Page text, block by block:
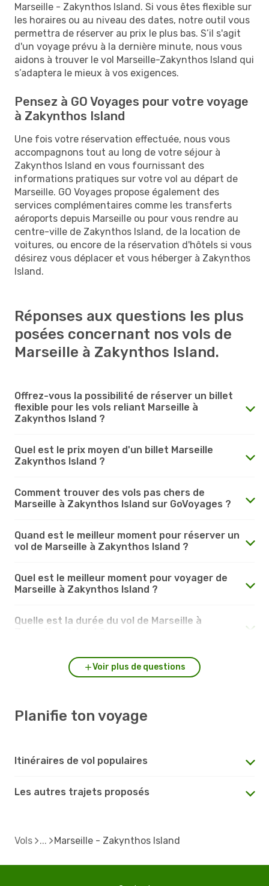
Marseille - Zakynthos Island. Si vous êtes flexible sur
les horaires ou au niveau des dates, notre outil vous
permettra de réserver au prix le plus bas. S’il s'agit
d'un voyage prévu à la dernière minute, nous vous
aidons à trouver le vol Marseille-Zakynthos Island qui
s’adaptera le mieux à vos exigences.
Pensez à GO Voyages pour votre voyage
à Zakynthos Island
Une fois votre réservation effectuée, nous vous
accompagnons tout au long de votre séjour à
Zakynthos Island en vous fournissant des
informations pratiques sur votre vol au départ de
Marseille. GO Voyages propose également des
services complémentaires comme les transferts
aéroports depuis Marseille ou pour vous rendre au
centre-ville de Zakynthos Island, de la location de
voitures, ou encore de la réservation d'hôtels si vous
désirez vous déplacer et vous héberger à Zakynthos
Island.
Réponses aux questions les plus
posées concernant nos vols de
Marseille à Zakynthos Island.
Offrez-vous la possibilité de réserver un billet
flexible pour les vols reliant Marseille à
Zakynthos Island ?
Quel est le prix moyen d'un billet Marseille
Zakynthos Island ?
Comment trouver des vols pas chers de
Marseille à Zakynthos Island sur GoVoyages ?
Quand est le meilleur moment pour réserver un
vol de Marseille à Zakynthos Island ?
Quel est le meilleur moment pour voyager de
Marseille à Zakynthos Island ?
Quelle est la durée du vol de Marseille à
Voir plus de questions
Planifie ton voyage
Itinéraires de vol populaires
Les autres trajets proposés
Vols Marseille - Zakynthos Island